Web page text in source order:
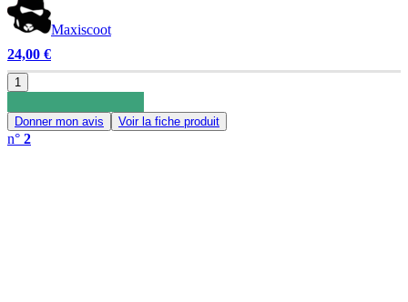
Maxiscoot
24,00 €
1
Donner mon avis Voir la fiche produit
n° 2